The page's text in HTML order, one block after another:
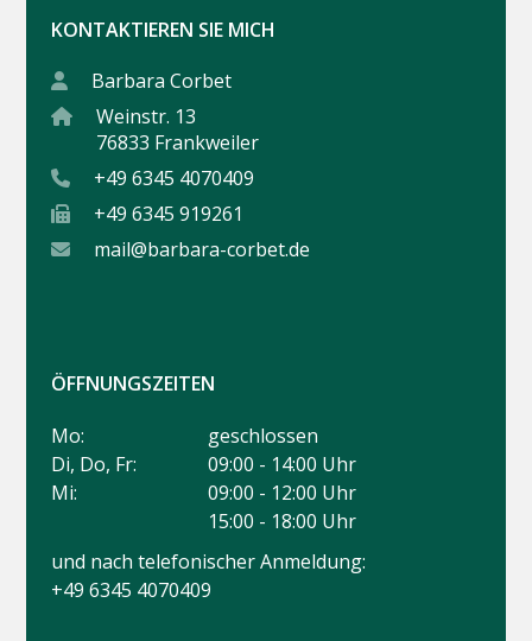
KONTAKTIEREN SIE MICH
Barbara Corbet
Weinstr. 13
76833 Frankweiler
+49 6345 4070409
+49 6345 919261
mail@barbara-corbet.de
ÖFFNUNGSZEITEN
Mo:
geschlossen
Di, Do, Fr:
09:00 - 14:00 Uhr
Mi:
09:00 - 12:00 Uhr
15:00 - 18:00 Uhr
und nach telefonischer Anmeldung:
+49 6345 4070409